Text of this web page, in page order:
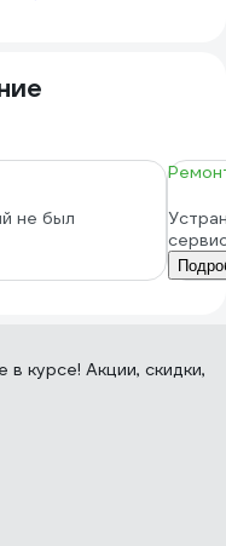
не был
в курсе! Акции, скидки,